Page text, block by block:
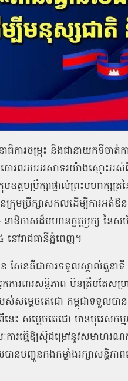
ធិការចម្រុះ និងជានាយកទីចាត់ក
ោរពអបអរសាទរយ៉ាងស្មោះអស់
ឧត្តមប្រឹក្សាផ្ទាល់ព្រះមហាក្សត្រ
ក្រុមប្រឹក្សាសកលដើម្បីការអត់ឱន
នាឱកាសដ៏មហានក្ខត្តឫក្ស នៃស
នៅរាជធានីភ្នំពេញ។
សែនគឺជាការទទួលស្គាល់តួនាទី
កការពារសន្តិភាព មិនត្រឹមតែសម្រ
ស់សម្តេចតេជោ កម្ពុជាទទួលបា
េះ សម្តេចតេជោ មានបុរេសកម្
ការធ្វើឱ្យស៊ីជម្រៅនូវសមាហរណ
នបញ្ជូនកងកម្លាំងរក្សាសន្តិ